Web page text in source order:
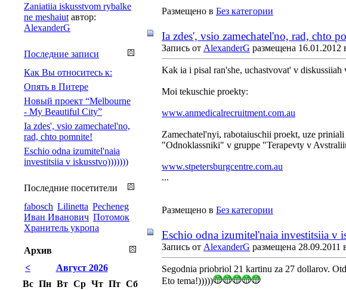
Размещено в Без категории
Ia zdes', vsio zamechatel'no, rad, chto
Запись от AlexanderG размещена 16.01.2012
Kak ia i pisal ran'she, uchastvovat' v
Moi tekuschie proekty:
www.anmedicalrecruitment.com.au
Zamechatel'nyi, rabotaiuschii proekt, uze
"Odnoklassniki" v gruppe "Terapevty v
www.stpetersburgcentre.com.au
...
Размещено в Без категории
Eschio odna izumitel'naia investitsiia v
Запись от AlexanderG размещена 28.09.2011
Segodnia priobriol 21 kartinu za 27 dollarov.
Eto tema!)))))
Zaniatiia iskusstvom rybalke
ne meshaiut автор:
AlexanderG
Последние записи
Как Вы относитесь к:
Опять в Питере
Новый проект “Melbourne
- My Beautiful City”
Ia zdes', vsio zamechatel'no,
rad, chto pomnite!
Eschio odna izumitel'naia
investitsiia v iskusstvo)))))))
Последние посетители
fabosch Lilinetta Pecheneg
Иван Иванович Потомок
Хранитель укропа
Архив
<
Август 2026
Вс Пн Вт Ср Чт Пт Сб